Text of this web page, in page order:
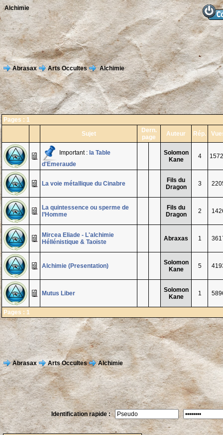
Alchimie
Abrasax Arts Occultes Alchimie
Pages : 1
Sujet
Dern.
page
Auteur Rép.
Important : la Table
d'Emeraude
Solomon
Kane
4
La voie métallique du Cinabre
Fils du
Dragon
3
La quintessence ou sperme de
l’Homme
Fils du
Dragon
2
Mircea Eliade - L'alchimie
Héllénistique & Taoïste
Abraxas 1
Alchimie (Presentation)
Solomon
Kane
5
Mutus Liber
Solomon
Kane
1
Pages : 1
Abrasax Arts Occultes Alchimie
Identification rapide :